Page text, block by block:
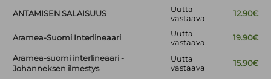
ANTAMISEN SALAISUUS
Uutta
vastaava
12.90€
Aramea-Suomi Interlineaari
Uutta
vastaava
19.90€
Aramea-suomi interlineaari -
Johanneksen ilmestys
Uutta
vastaava
15.90€